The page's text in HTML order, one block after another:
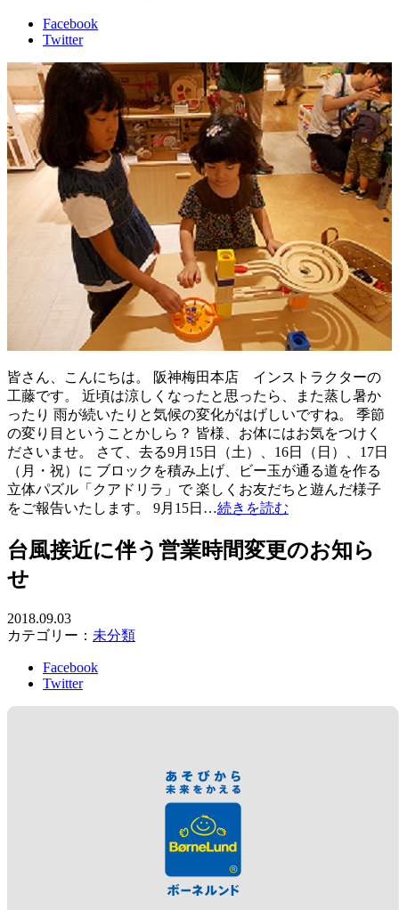
Facebook
Twitter
皆さん、こんにちは。 阪神梅田本店 インストラクターの
工藤です。 近頃は涼しくなったと思ったら、また蒸し暑か
ったり 雨が続いたりと気候の変化がはげしいですね。 季節
の変り目ということかしら？ 皆様、お体にはお気をつけく
ださいませ。 さて、去る9月15日（土）、16日（日）、17日
（月・祝）に ブロックを積み上げ、ビー玉が通る道を作る
立体パズル「クアドリラ」で 楽しくお友だちと遊んだ様子
をご報告いたします。 9月15日…続きを読む
台風接近に伴う営業時間変更のお知ら
せ
2018.09.03
カテゴリー： 未分類
Facebook
Twitter